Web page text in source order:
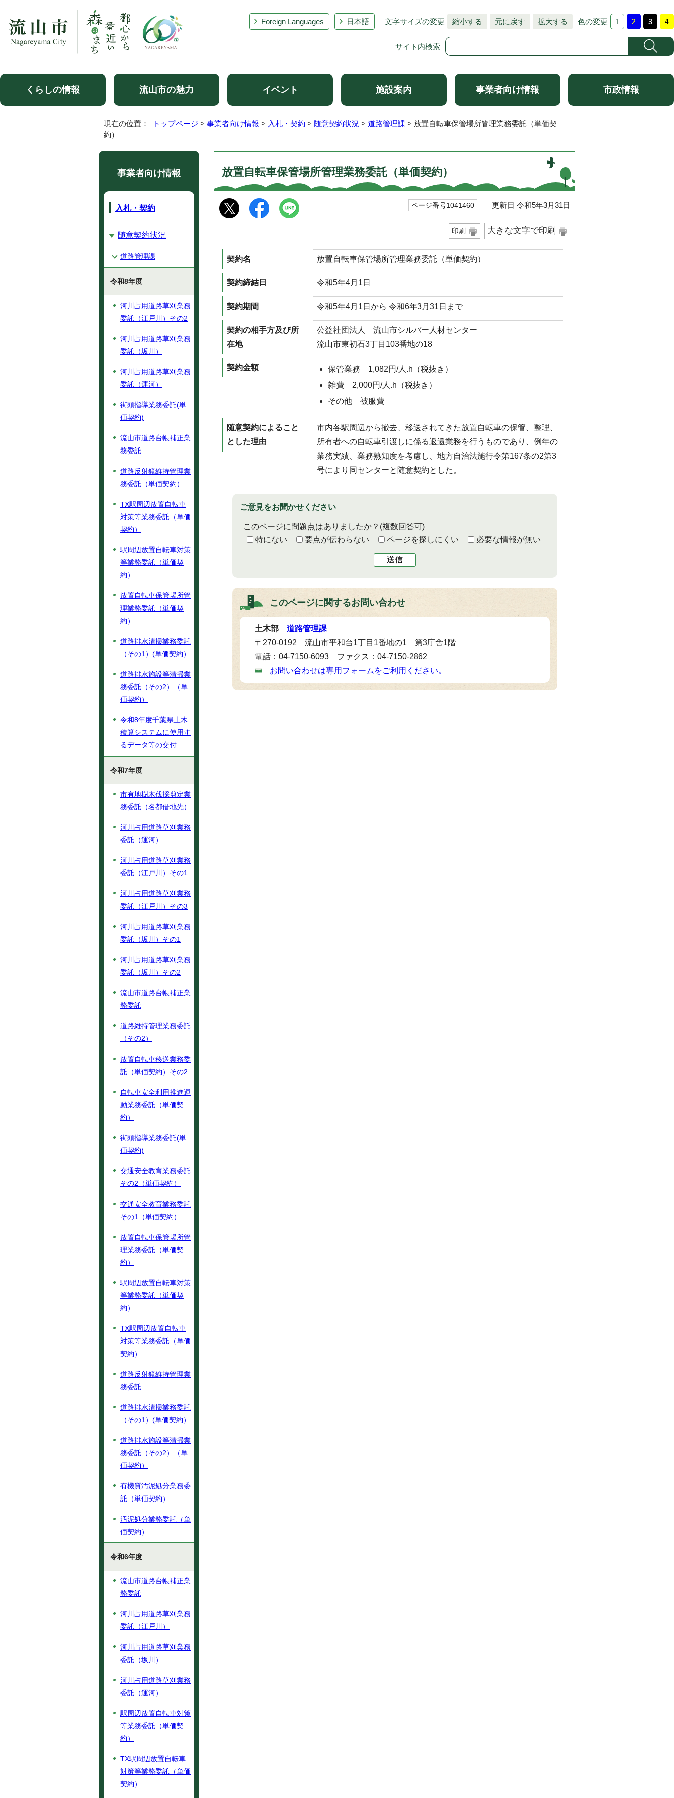
Foreign Languages 日本語 文字サイズの変更 縮小する 元に戻す 拡大する 色の変更
サイト内検索
くらしの情報 流山市の魅力 イベント 施設案内 事業者向け情報 市政情報
現在の位置： トップページ > 事業者向け情報 > 入札・契約 > 随意契約状況 > 道路管理課 > 放置自転車保管場所管理業務委託（単価契
約）
放置自転車保管場所管理業務委託（単価契約）
ページ番号1041460 更新日 令和5年3月31日
印刷 大きな文字で印刷
契約名 放置自転車保管場所管理業務委託（単価契約）
契約締結日 令和5年4月1日
契約期間 令和5年4月1日から 令和6年3月31日まで
契約の相手方及び所
在地
公益社団法人 流山市シルバー人材センター
流山市東初石3丁目103番地の18
契約金額
保管業務 1,082円/人.h（税抜き）
雑費 2,000円/人.h（税抜き）
その他 被服費
随意契約によること
とした理由
市内各駅周辺から撤去、移送されてきた放置自転車の保管、整理、
所有者への自転車引渡しに係る返還業務を行うものであり、例年の
業務実績、業務熟知度を考慮し、地方自治法施行令第167条の2第3
号により同センターと随意契約とした。
ご意見をお聞かせください
このページに問題点はありましたか？ (複数回答可)
特にない
要点が伝わらない ページを探しにくい 必要な情報が無い
送信
このページに関するお問い合わせ
土木部 道路管理課
〒270-0192 流山市平和台1丁目1番地の1 第3庁舎1階
電話：04-7150-6093 ファクス：04-7150-2862
お問い合わせは専用フォームをご利用ください。
事業者向け情報
入札・契約
随意契約状況
道路管理課
令和8年度
河川占用道路草刈業務
委託（江戸川）その2
河川占用道路草刈業務
委託（坂川）
河川占用道路草刈業務
委託（運河）
街頭指導業務委託(単
価契約)
流山市道路台帳補正業
務委託
道路反射鏡維持管理業
務委託（単価契約）
TX駅周辺放置自転車
対策等業務委託（単価
契約）
駅周辺放置自転車対策
等業務委託（単価契
約）
放置自転車保管場所管
理業務委託（単価契
約）
道路排水清掃業務委託
（その1）(単価契約）
道路排水施設等清掃業
務委託（その2）（単
価契約）
令和8年度千葉県土木
積算システムに使用す
るデータ等の交付
令和7年度
市有地樹木伐採剪定業
務委託（名都借地先）
河川占用道路草刈業務
委託（運河）
河川占用道路草刈業務
委託（江戸川）その1
河川占用道路草刈業務
委託（江戸川）その3
河川占用道路草刈業務
委託（坂川）その1
河川占用道路草刈業務
委託（坂川）その2
流山市道路台帳補正業
務委託
道路維持管理業務委託
（その2）
放置自転車移送業務委
託（単価契約）その2
自転車安全利用推進運
動業務委託（単価契
約）
街頭指導業務委託(単
価契約)
交通安全教育業務委託
その2（単価契約）
交通安全教育業務委託
その1（単価契約）
放置自転車保管場所管
理業務委託（単価契
約）
駅周辺放置自転車対策
等業務委託（単価契
約）
TX駅周辺放置自転車
対策等業務委託（単価
契約）
道路反射鏡維持管理業
務委託
道路排水清掃業務委託
（その1）(単価契約）
道路排水施設等清掃業
務委託（その2）（単
価契約）
有機質汚泥処分業務委
託（単価契約）
汚泥処分業務委託（単
価契約）
令和6年度
流山市道路台帳補正業
務委託
河川占用道路草刈業務
委託（江戸川）
河川占用道路草刈業務
委託（坂川）
河川占用道路草刈業務
委託（運河）
駅周辺放置自転車対策
等業務委託（単価契
約）
TX駅周辺放置自転車
対策等業務委託（単価
契約）